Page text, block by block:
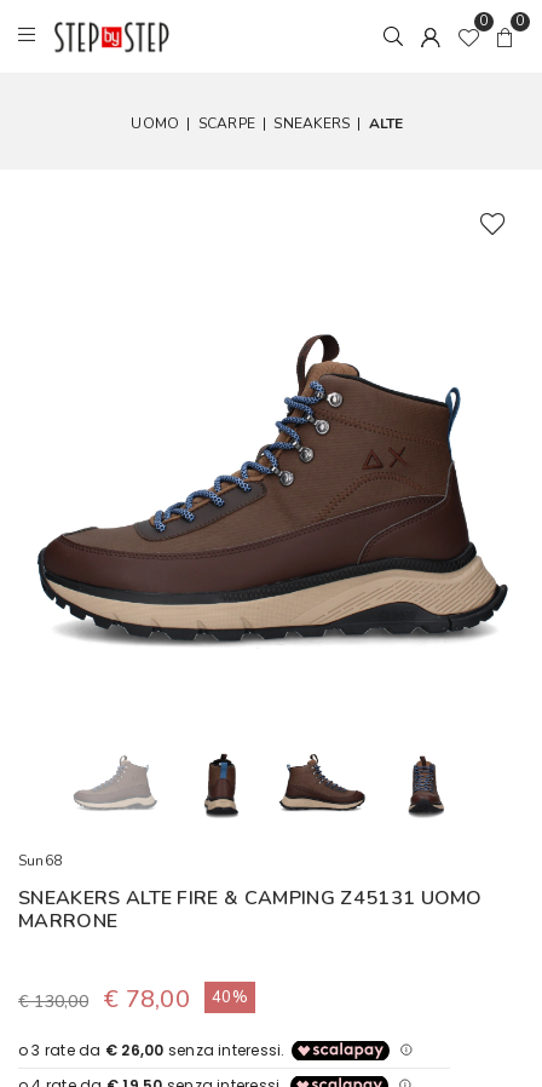
0 0
UOMO | SCARPE | SNEAKERS | ALTE
Sun68
SNEAKERS ALTE FIRE & CAMPING Z45131 UOMO
MARRONE
€ 130,00 € 78,00 40%